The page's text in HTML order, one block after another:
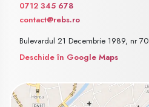
0712 345 678
contact@rebs.ro
Bulevardul 21 Decembrie 1989, nr 70
Deschide în Google Maps